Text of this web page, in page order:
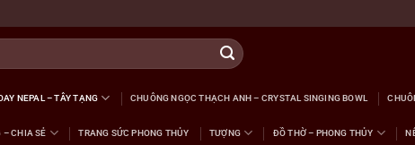
NEPAL – TÂY TẠNG CHUÔNG NGỌC THẠCH ANH – CRYSTAL SINGING BOWL
– CHIA SẺ TRANG SỨC PHONG THỦY TƯỢNG ĐỒ THỜ – PHONG THỦY